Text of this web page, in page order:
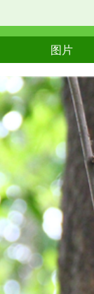
图片